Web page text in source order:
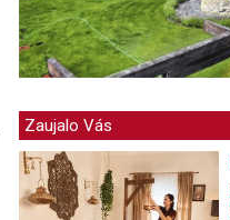
Zaujalo Vás